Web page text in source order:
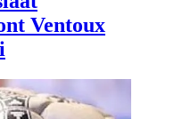
Ventoux